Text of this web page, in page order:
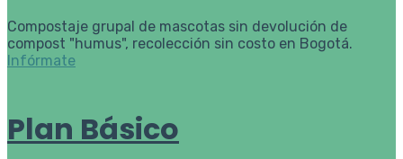
Compostaje grupal de mascotas sin devolución de
compost "humus", recolección sin costo en Bogotá.
Infórmate
Plan Básico